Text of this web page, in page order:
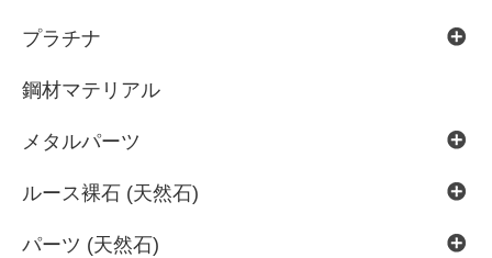
プラチナ
鋼材マテリアル
メタルパーツ
ルース裸石 (天然石)
パーツ (天然石)